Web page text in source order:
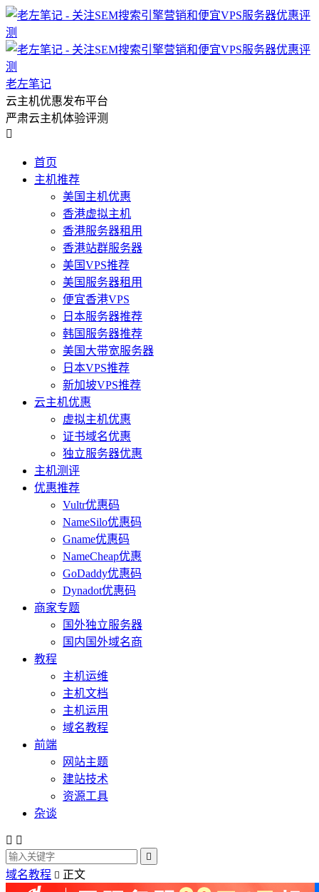
老左笔记
云主机优惠发布平台
严肃云主机体验评测

首页
主机推荐
美国主机优惠
香港虚拟主机
香港服务器租用
香港站群服务器
美国VPS推荐
美国服务器租用
便宜香港VPS
日本服务器推荐
韩国服务器推荐
美国大带宽服务器
日本VPS推荐
新加坡VPS推荐
云主机优惠
虚拟主机优惠
证书域名优惠
独立服务器优惠
主机测评
优惠推荐
Vultr优惠码
NameSilo优惠码
Gname优惠码
NameCheap优惠
GoDaddy优惠码
Dynadot优惠码
商家专题
国外独立服务器
国内国外域名商
教程
主机运维
主机文档
主机运用
域名教程
前端
网站主题
建站技术
资源工具
杂谈
 

域名教程  正文